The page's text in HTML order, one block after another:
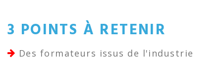
3 POINTS À RETENIR
Des formateurs issus de l'industrie